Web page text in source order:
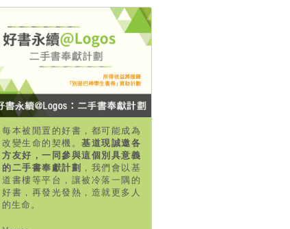
每本被閒置的好書，都可能成為
改變生命的契機。基道現誠邀各
方友好，一同參與這個別具意義
的二手書奉獻計劃 ，我們會以基
道書樓等平台，讓被冷落一隅的
好書，再發光發熱，造就更多人
的生命。